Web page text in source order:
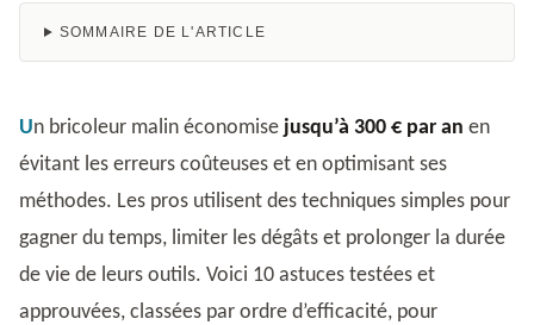
SOMMAIRE DE L'ARTICLE
Un bricoleur malin économise jusqu’à 300 € par an en
évitant les erreurs coûteuses et en optimisant ses
méthodes. Les pros utilisent des techniques simples pour
gagner du temps, limiter les dégâts et prolonger la durée
de vie de leurs outils. Voici 10 astuces testées et
approuvées, classées par ordre d’efficacité, pour